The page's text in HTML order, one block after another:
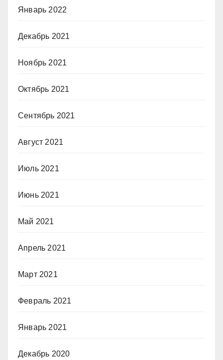
Январь 2022
Декабрь 2021
Ноябрь 2021
Октябрь 2021
Сентябрь 2021
Август 2021
Июль 2021
Июнь 2021
Май 2021
Апрель 2021
Март 2021
Февраль 2021
Январь 2021
Декабрь 2020